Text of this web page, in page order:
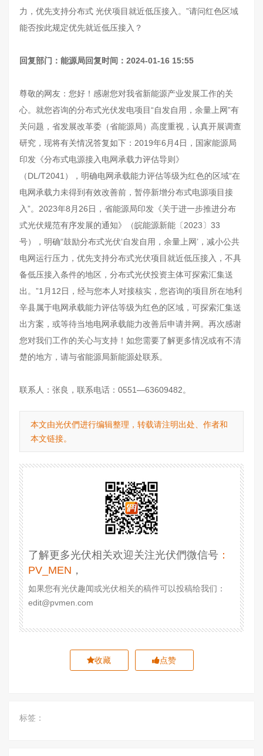
力，优先支持分布式 光伏项目就近低压接入。”请问红色区域
能否按此规定优先就近低压接入？
回复部门：能源局回复时间：2024-01-16 15:55
尊敬的网友：您好！感谢您对我省新能源产业发展工作的关
心。就您咨询的分布式光伏发电项目“自发自用，余量上网”有
关问题，省发展改革委（省能源局）高度重视，认真开展调查
研究，现将有关情况答复如下：2019年6月4日，国家能源局
印发《分布式电源接入电网承载力评估导则》
（DL/T2041），明确电网承载能力评估等级为红色的区域“在
电网承载力未得到有效改善前，暂停新增分布式电源项目接
入”。2023年8月26日，省能源局印发《关于进一步推进分布
式光伏规范有序发展的通知》（皖能源新能〔2023〕33
号），明确“鼓励分布式光伏‘自发自用，余量上网’，减小公共
电网运行压力，优先支持分布式光伏项目就近低压接入，不具
备低压接入条件的地区，分布式光伏投资主体可探索汇集送
出。”1月12日，经与您本人对接核实，您咨询的项目所在地利
辛县属于电网承载能力评估等级为红色的区域，可探索汇集送
出方案，或等待当地电网承载能力改善后申请并网。再次感谢
您对我们工作的关心与支持！如您需要了解更多情况或有不清
楚的地方，请与省能源局新能源处联系。
联系人：张良，联系电话：0551—63609482。
本文由光伏們进行编辑整理，转载请注明出处、作者和
本文链接。
了解更多光伏相关欢迎关注光伏們微信号 ：
PV_MEN ，
如果您有光伏趣闻或光伏相关的稿件可以投稿给我们：
edit@pvmen.com
收藏 点赞
标签：